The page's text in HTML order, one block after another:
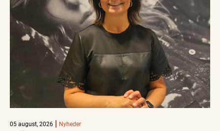
05 august, 2026 Nyheder